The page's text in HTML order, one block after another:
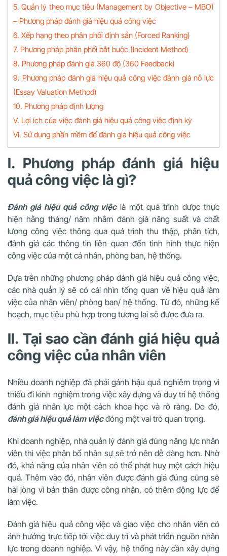
5. Quản lý theo mục tiêu (Management by Objective – MBO)
– Phương pháp đánh giá hiệu quả công việc
6. Xếp hạng theo phân phối định sẵn (Forced Ranking)
7. Phương pháp phân phối bắt buộc (Incident Method)
8. Phương pháp đánh giá 360 độ (360 Feedback)
9. Phương pháp đánh giá hiệu quả công việc đánh giá nỗ lực
(Essay Valuation Method)
10. Phương pháp định lượng
V. Lợi ích của việc đánh giá hiệu quả công việc định kỳ
VI. Sử dụng phần mềm để đánh giá hiệu quả công việc
I. Phương pháp đánh giá hiệu
quả công việc là gì?
Đánh giá hiệu quả công việclà một quá trình được thực
hiện hằng tháng/ năm nhằm đánh giá năng suất và chất
lượng công việc thông qua quá trình thu thập, phân tích,
đánh giá các thông tin liên quan đến tình hình thực hiện
công việc của một cá nhân, phòng ban, hệ thống.
Dựa trên những phương pháp đánh giá hiệu quả công việc,
các nhà quản lý sẽ có cái nhìn tổng quan về hiệu quả làm
việc của nhân viên/ phòng ban/ hệ thống. Từ đó, những kế
hoạch, mục tiêu phù hợp trong tương lai sẽ được đưa ra.
II. Tại sao cần đánh giá hiệu quả
công việc của nhân viên
Nhiều doanh nghiệp đã phải gánh hậu quả nghiêm trọng vì
thiếu đi kinh nghiệm trong việc xây dựng và duy trì hệ thống
đánh giá nhân lực một cách khoa học và rõ ràng. Do đó,
đánh giá hiệu quả làm việcđóng một vai trò quan trọng.
Khi doanh nghiệp, nhà quản lý đánh giá đúng năng lực nhân
viên thì việc phân bổ nhân sự sẽ trở nên dễ dàng hơn. Nhờ
đó, khả năng của nhân viên có thể phát huy một cách hiệu
quả. Thêm vào đó, nhân viên được đánh giá đúng cũng sẽ
hài lòng vì bản thân được công nhận, có thêm động lực để
làm việc.
Đánh giá hiệu quả công việc và giao việc cho nhân viên có
ảnh hưởng trực tiếp tới việc duy trì và phát triển nguồn nhân
lực trong doanh nghiệp. Vì vậy, hệ thống này cần xây dựng